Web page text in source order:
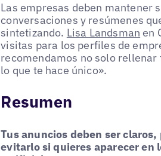
Las empresas deben mantener
conversaciones y resúmenes
sintetizando. Lisa Landsman en
visitas para los perfiles de
recomendamos no solo
lo que te hace único».
Resumen
Tus anuncios deben ser
evitarlo si quieres aparecer en